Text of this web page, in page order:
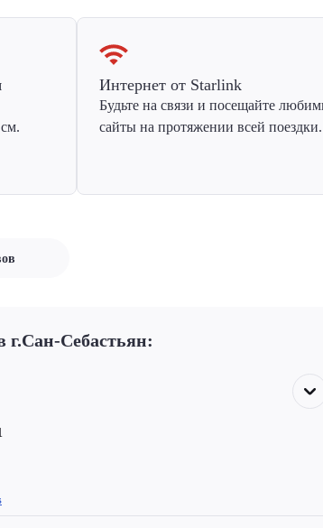
Интернет от Starlink
Будьте на связи и посещайте
сайты на протяжении всей поездки.
г.Сан-Себастьян: